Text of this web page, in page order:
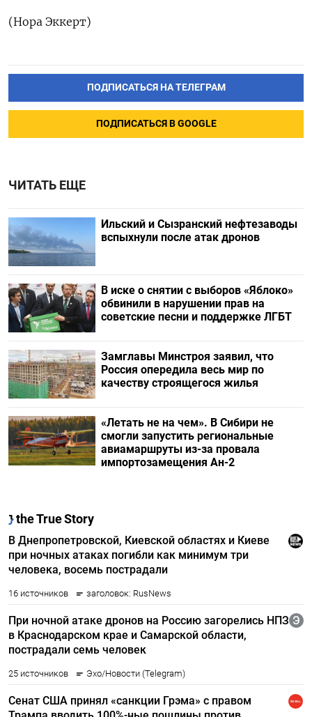
(Нора Эккерт)
ПОДПИСАТЬСЯ НА ТЕЛЕГРАМ
ПОДПИСАТЬСЯ В GOOGLE
ЧИТАТЬ ЕЩЕ
Ильский и Сызранский нефтезаводы
вспыхнули после атак дронов
В иске о снятии с выборов «Яблоко»
обвинили в нарушении прав на
советские песни и поддержке ЛГБТ
Замглавы Минстроя заявил, что
Россия опередила весь мир по
качеству строящегося жилья
«Летать не на чем». В Сибири не
смогли запустить региональные
авиамаршруты из-за провала
импортозамещения Ан-2